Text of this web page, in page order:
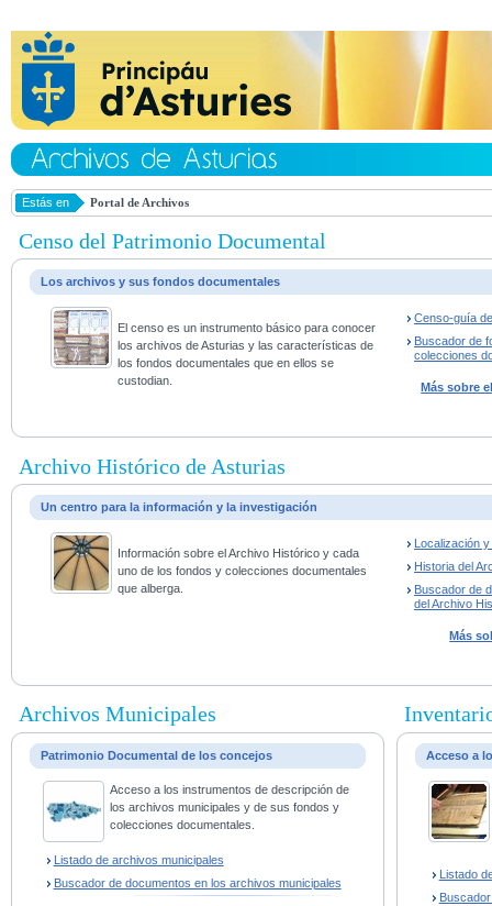
Estás en Portal de Archivos
Censo del Patrimonio Documental
Los archivos y sus fondos documentales
El censo es un instrumento básico para conocer
los archivos de Asturias y las características de
los fondos documentales que en ellos se
custodian.
Censo-guía
Buscador de
colecciones
Más sobre
Archivo Histórico de Asturias
Un centro para la información y la investigación
Información sobre el Archivo Histórico y cada
uno de los fondos y colecciones documentales
que alberga.
Localización
Historia del
Buscador de
del Archivo
Más
Archivos Municipales
Patrimonio Documental de los concejos
Acceso a los instrumentos de descripción de
los archivos municipales y de sus fondos y
colecciones documentales.
Listado de archivos municipales
Buscador de documentos en los archivos municipales
Acceso a
Listado